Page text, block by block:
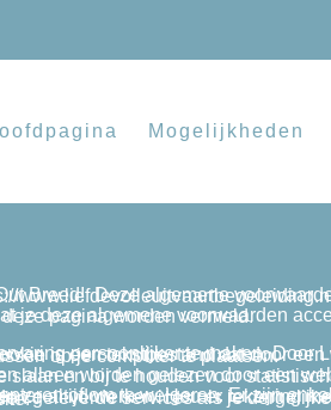
Mogelijkheden
van de website van Liefdevolle uitvaartbegeleiding, gelegen op https://
als je niet akkoord gaat met alle voorwaarden die op deze pagina worden vermeld.
server op je harde schijf wordt geplaatst. Cookies kunnen niet worden gebruikt om programma’s uit te voeren of virussen op je computer te plaatsen.
de cookie aan je heeft uitgegeven. We kunnen cookies gebruiken om
is op onze website.